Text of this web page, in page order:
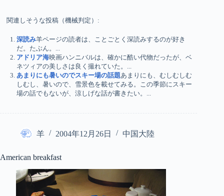
関連しそうな投稿（機械判定）:
深読み羊ページの読者は、ことごとく深読みするのが好き
だ。たぶん。...
アドリア海映画ハンニバルは、確かに酷い代物だったが、ベ
ネツィアの美しさは良く撮れていた。...
あまりにも暑いのでスキー場の話題あまりにも、むしむしむ
しむし、暑いので、雪景色を載せてみる。この季節にスキー
場の話でもないが、涼しげな話が書きたい。...
羊 2004年12月26日 中国大陸
American breakfast